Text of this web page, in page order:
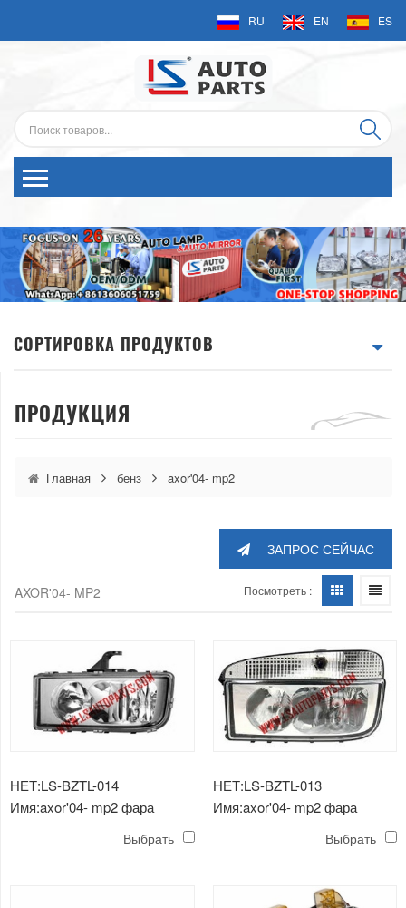
RU EN ES
СОРТИРОВКА ПРОДУКТОВ
ПРОДУКЦИЯ
Главная бенз axor'04- mp2
ЗАПРОС СЕЙЧАС
AXOR'04- MP2 Посмотреть :
НЕТ:LS-BZTL-014
Имя:axor'04- mp2 фара
Выбрать
НЕТ:LS-BZTL-013
Имя:axor'04- mp2 фара
Выбрать